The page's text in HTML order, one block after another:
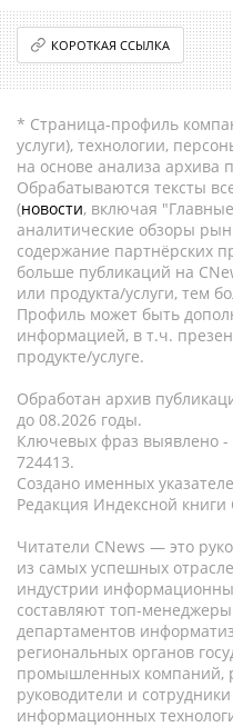
КОРОТКАЯ ССЫЛКА
* Страница-профиль
услуги), технологии,
на основе анализа архива
Обрабатываются тексты
(новости, включая
аналитические обзоры
содержание партнёрских
больше публикаций на
или продукта/услуги, тем
Профиль может быть
информацией, в т.ч.
продукте/услуге.
Обработан архив
до 08.2026 годы.
Ключевых фраз выявлено -
724413.
Создано именных
Редакция Индексной книги
Читатели CNews — это
из самых успешных
индустрии
составляют топ-
департаментов
региональных органов
промышленных компаний,
руководители и
информационных